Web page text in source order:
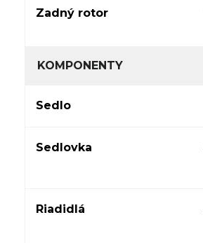
Zadný rotor
KOMPONENTY
Sedlo
Sedlovka
Riadidlá